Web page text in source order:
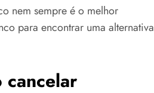
nem sempre é o melhor
para encontrar uma alternativa
cancelar